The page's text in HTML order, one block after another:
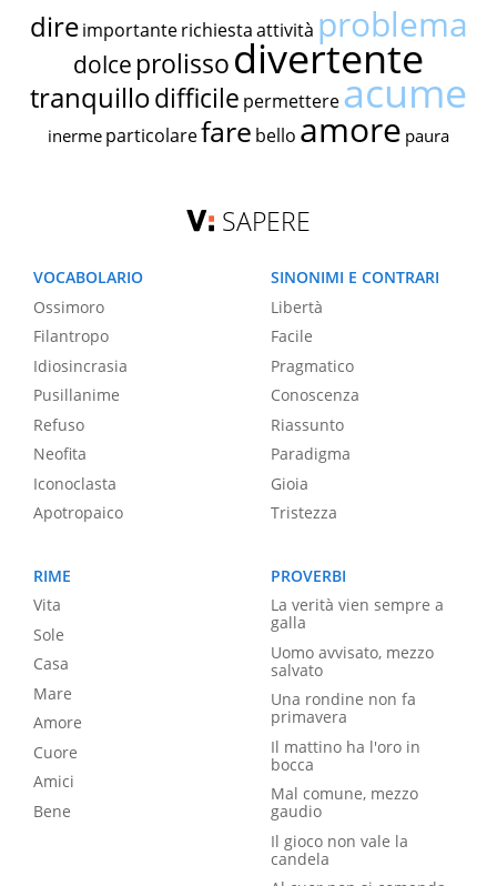
dire importante richiestaattività problema
dolce prolissodivertente
tranquillodifficile permettereacume
inerme particolarefare bello amore paura
SAPERE
VOCABOLARIO
Ossimoro
Filantropo
Idiosincrasia
Pusillanime
Refuso
Neofita
Iconoclasta
Apotropaico
SINONIMI E CONTRARI
Libertà
Facile
Pragmatico
Conoscenza
Riassunto
Paradigma
Gioia
Tristezza
RIME
Vita
Sole
Casa
Mare
Amore
Cuore
Amici
Bene
PROVERBI
La verità vien sempre a
galla
Uomo avvisato, mezzo
salvato
Una rondine non fa
primavera
Il mattino ha l'oro in
bocca
Mal comune, mezzo
gaudio
Il gioco non vale la
candela